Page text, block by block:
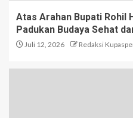
Atas Arahan Bupati Rohil
Padukan Budaya Sehat
Juli 12, 2026 Redaksi